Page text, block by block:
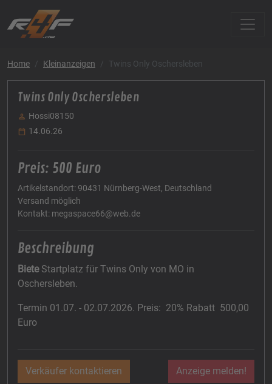
Home Kleinanzeigen Twins Only Oschersleben
Twins Only Oschersleben
Hossi08150
14.06.26
Preis: 500 Euro
Artikelstandort: 90431 Nürnberg-West, Deutschland
Versand möglich
Kontakt: megaspace66@web.de
Beschreibung
Biete Startplatz für Twins Only von MO in
Oschersleben.
Termin 01.07. - 02.07.2026. Preis: 20% Rabatt 500,00
Euro
Verkäufer kontaktieren Anzeige melden!